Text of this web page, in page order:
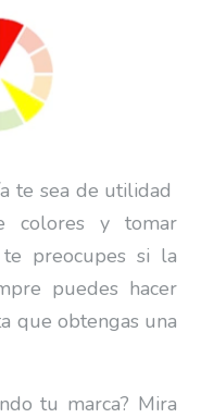
te sea de utilidad
colores y tomar
preocupes si la
puedes hacer
que obtengas una
tu marca? Mira